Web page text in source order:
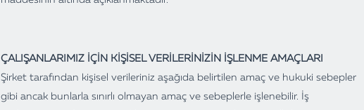
ÇALIŞANLARIMIZ İÇİN KİŞİSEL VERİLERİNİZİN İŞLENME AMAÇLARI
Şirket tarafından kişisel verileriniz aşağıda belirtilen amaç ve hukuki sebepler
gibi ancak bunlarla sınırlı olmayan amaç ve sebeplerle işlenebilir. İş